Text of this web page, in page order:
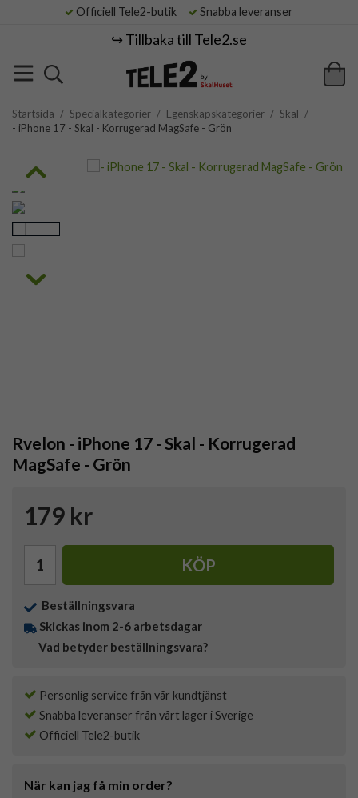
Officiell Tele2-butik Snabba leveranser
↪️ Tillbaka till Tele2.se
Startsida / Specialkategorier / Egenskapskategorier / Skal /
- iPhone 17 - Skal - Korrugerad MagSafe - Grön
Rvelon - iPhone 17 - Skal - Korrugerad
MagSafe - Grön
179 kr
KÖP
Beställningsvara
Skickas inom 2-6 arbetsdagar
Vad betyder beställningsvara?
Personlig service från vår kundtjänst
Snabba leveranser från vårt lager i Sverige
Officiell Tele2-butik
När kan jag få min order?